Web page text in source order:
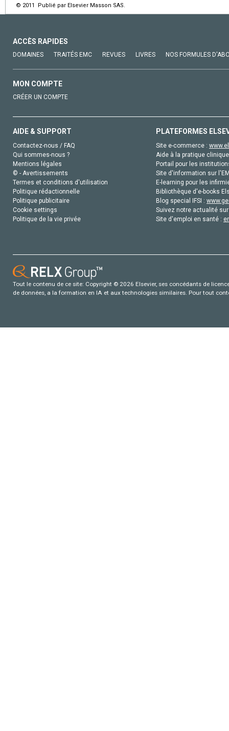
© 2011 Publié par Elsevier Masson SAS.
ACCÈS RAPIDES
DOMAINES TRAITÉS EMC REVUES LIVRES NOS FORMULES
MON COMPTE
CRÉER UN COMPTE
AIDE & SUPPORT
Contactez-nous / FAQ
Qui sommes-nous ?
Mentions légales
© - Avertissements
Termes et conditions d'utilisation
Politique rédactionnelle
Politique publicitaire
Cookie settings
Politique de la vie privée
PLATEFORMES
Site e-commerce :
Aide à la pratique
Portail pour les
Site d'information sur
E-learning pour les
Bibliothèque d'e-books
Blog special IFSI :
Suivez notre actualité
Site d'emploi en santé :
Tout le contenu de ce site: Copyright © 2026 Elsevier, ses concédants de
de données, a la formation en IA et aux technologies similaires. Pour tout